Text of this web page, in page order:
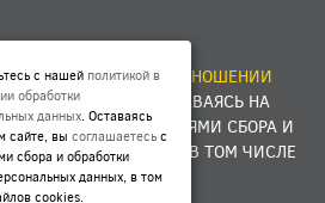
ПОЛИТИКОЙ В ОТНОШЕНИИ
ДАННЫХ
. ОСТАВАЯСЬ НА
С УСЛОВИЯМИ СБОРА И
ДАННЫХ, В ТОМ ЧИСЛЕ
COOKIES.
с нашей политикой в
обработки
данных. Оставаясь
сайте, вы соглашаетесь с
сбора и обработки
данных, в том
cookies.